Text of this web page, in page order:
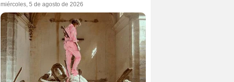
miércoles, 5 de agosto de 2026